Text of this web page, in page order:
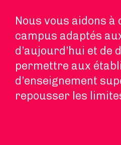
Nous vous aidons à
campus adaptés
d’aujourd’hui et de
permettre aux
d’enseignement
repousser les